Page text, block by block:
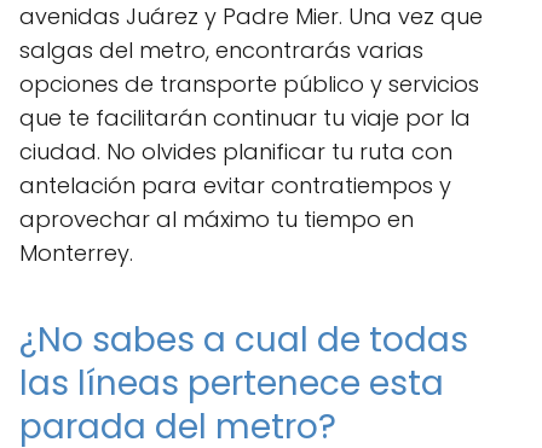
avenidas Juárez y Padre Mier. Una vez que
salgas del metro, encontrarás varias
opciones de transporte público y servicios
que te facilitarán continuar tu viaje por la
ciudad. No olvides planificar tu ruta con
antelación para evitar contratiempos y
aprovechar al máximo tu tiempo en
Monterrey.
¿No sabes a cual de todas
las líneas pertenece esta
parada del metro?